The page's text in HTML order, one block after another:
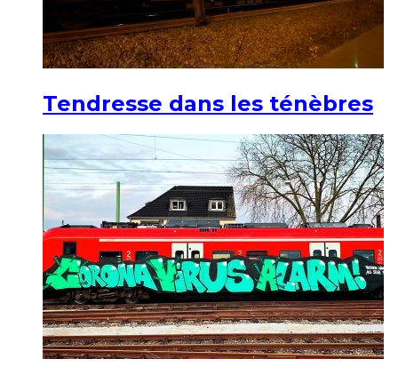
Tendresse dans les ténèbres